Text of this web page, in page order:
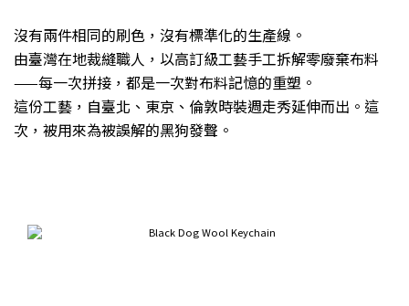
沒有兩件相同的刷色，沒有標準化的生產線。
由臺灣在地裁縫職人，以高訂級工藝手工拆解零廢棄布料
——每一次拼接，都是一次對布料記憶的重塑。
這份工藝，自臺北、東京、倫敦時裝週走秀延伸而出。這
次，被用來為被誤解的黑狗發聲。